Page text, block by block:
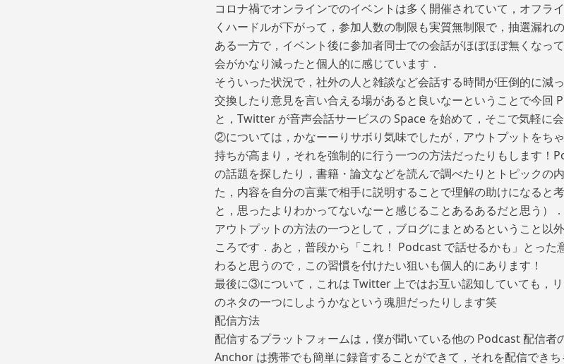
コロナ禍でオンラインでのイベントは多く開催されていて，オフラ
くハードルが下がって，参加人数の制限も実質無制限で，抽選漏れ
ある一方で，イベント後に参加者同士での会話がほぼほぼ無くなっ
会がかなり減ったと個人的に感じています．
そういった状況で，社外の人と雑談など会話する時間が圧倒的に減
交換したり意見を言い合える場があると良いなーということで今回
と，Twitter が音声会話サービスの Space を始めて，そこで気軽に
②については，かなーーりサボり気味でしたが，アウトプットをち
持ちが高まり，それを強制的に行う一つの方法だったりもします！
の話題を探したり，書籍・論文などを読んで調べたりとトピックの
た，内容を自分の言葉で相手に説明することで理解の助けになると
と，思ったよりわかってないなーと感じることあるあるだと思う）．
アウトプットの方法の一つとして，ブログにまとめるということ以
ころです．あと，普段から「これ！ Podcast で話せるかも」とった
わると思うので，この習慣を付けたい狙いも個人的にあります！
最後に③について，これは Twitter 上ではお互い認知していても，
のネタの一つにしようかなという魂胆だったりします笑
配信方法
配信するプラットフォームは，僕が聞いている他の Podcast 配信者
Anchor は携帯でも簡単に録音することができて，それを配信できち